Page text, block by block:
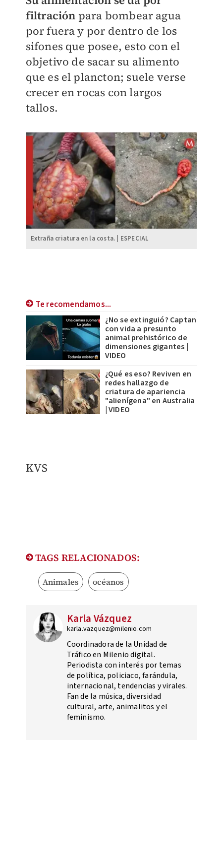
filtración para bombear agua
por fuera y por dentro de los
sifones que posee, esto con el
objetivo de sacar su alimento
que es el plancton; suele verse
crecer en rocas con largos
tallos.
Extraña criatura en la costa. | ESPECIAL
Te recomendamos...
¿No se extinguió? Captan
con vida a presunto
animal prehistórico de
dimensiones gigantes |
VIDEO
¿Qué es eso? Reviven en
redes hallazgo de
criatura de apariencia
"alienígena" en Australia
| VIDEO
KVS
TAGS RELACIONADOS:
Animales océanos
Karla Vázquez
karla.vazquez@milenio.com
Coordinadora de la Unidad de
Tráfico en Milenio digital.
Periodista con interés por temas
de política, policiaco, farándula,
internacional, tendencias y virales.
Fan de la música, diversidad
cultural, arte, animalitos y el
feminismo.